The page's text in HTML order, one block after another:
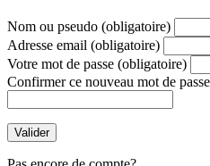
Nom ou pseudo (obligatoire)
Adresse email (obligatoire)
Votre mot de passe (obligatoire)
Confirmer ce nouveau mot de